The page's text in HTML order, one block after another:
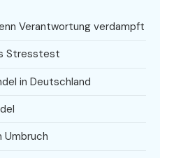
Verantwortung verdampft
Stresstest
in Deutschland
Umbruch